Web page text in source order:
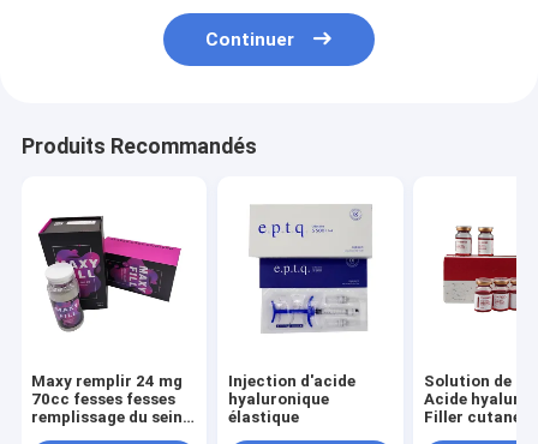
Continuer
Produits Recommandés
Maxy remplir 24 mg
70cc fesses fesses
remplissage du sein
Injection d'acide
hyaluronique
élastique
Solution de
Acide
Filler cutané